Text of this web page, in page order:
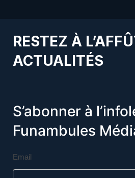
RESTEZ À
ACTUALITÉS
S’abonner à
Funambules
Email